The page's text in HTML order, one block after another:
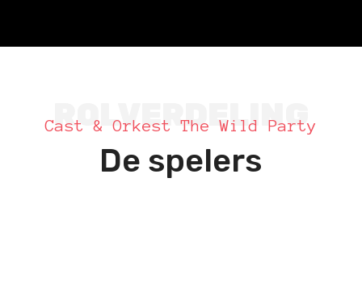
ROLVERDELING
Cast & Orkest The Wild Party
De spelers